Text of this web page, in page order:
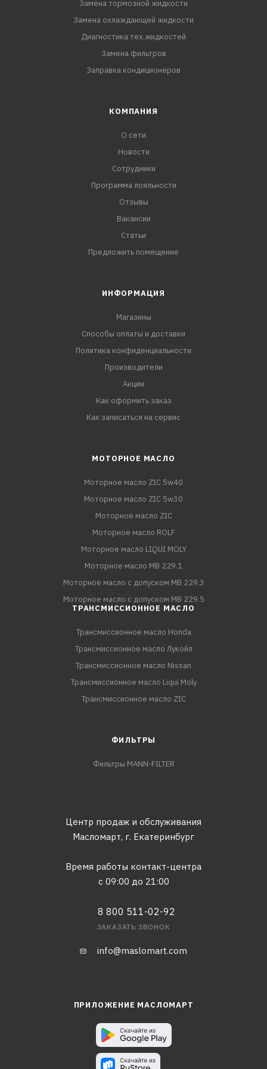
Замена тормозной жидкости
Замена охлаждающей жидкости
Диагностика тех.жидкостей
Замена фильтров
Заправка кондиционеров
КОМПАНИЯ
О сети
Новости
Сотрудники
Программа лояльности
Отзывы
Вакансии
Статьи
Предложить помещение
ИНФОРМАЦИЯ
Магазины
Способы оплаты и доставки
Политика конфиденциальности
Производители
Акции
Как оформить заказ
Как записаться на сервис
МОТОРНОЕ МАСЛО
Моторное масло ZIC 5w40
Моторное масло ZIC 5w30
Моторное масло ZIC
Моторное масло ROLF
Моторное масло LIQUI MOLY
Моторное масло MB 229.1
Моторное масло с допуском MB 229.3
Моторное масло с допуском MB 229.5
ТРАНСМИССИОННОЕ МАСЛО
Трансмиссионное масло Honda
Трансмиссионное масло Лукойл
Трансмиссионное масло Nissan
Трансмиссионное масло Liqui Moly
Трансмиссионное масло ZIC
ФИЛЬТРЫ
Фильтры MANN-FILTER
Центр продаж и обслуживания
Масломарт, г. Екатеринбург
Время работы контакт-центра
с 09:00 до 21:00
8 800 511-02-92
ЗАКАЗАТЬ ЗВОНОК
info@maslomart.com
ПРИЛОЖЕНИЕ МАСЛОМАРТ